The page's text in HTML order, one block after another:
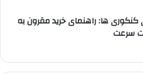
کنکوری ها: راهنمای خرید مقرون به
سرعت